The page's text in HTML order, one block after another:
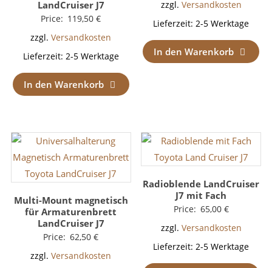
LandCruiser J7
Price: 119,50€
zzgl.Versandkosten
Lieferzeit: 2-5 Werktage
In den Warenkorb
zzgl. Versandkosten
Lieferzeit:2-5 Werktage
In den Warenkorb
Multi-Mount magnetisch
für Armaturenbrett
LandCruiser J7
Price: 62,50€
zzgl.Versandkosten
Radioblende LandCruiser
J7 mit Fach
Price: 65,00 €
zzgl. Versandkosten
Lieferzeit:2-5 Werktage